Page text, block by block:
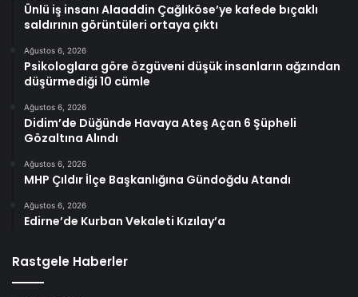
Ünlü iş insanı Alaaddin Çağlıköse’ye kafede bıçaklı
saldırının görüntüleri ortaya çıktı
Ağustos 6, 2026
Psikologlara göre özgüveni düşük insanların ağzından
düşürmediği 10 cümle
Ağustos 6, 2026
Didim’de Düğünde Havaya Ateş Açan 6 Şüpheli
Gözaltına Alındı
Ağustos 6, 2026
MHP Çıldır İlçe Başkanlığına Gündoğdu Atandı
Ağustos 6, 2026
Edirne’de Kurban Vekaleti Kızılay’a
Rastgele Haberler